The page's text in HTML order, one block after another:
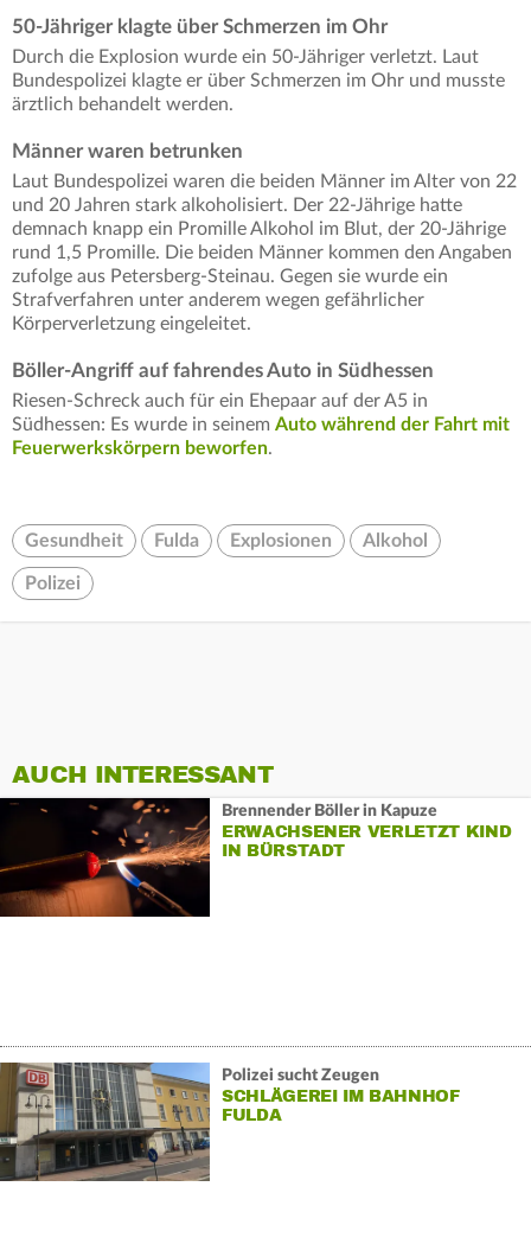
50-Jähriger klagte über Schmerzen im Ohr
Durch die Explosion wurde ein 50-Jähriger verletzt. Laut
Bundespolizei klagte er über Schmerzen im Ohr und musste
ärztlich behandelt werden.
Männer waren betrunken
Laut Bundespolizei waren die beiden Männer im Alter von 22
und 20 Jahren stark alkoholisiert. Der 22-Jährige hatte
demnach knapp ein Promille Alkohol im Blut, der 20-Jährige
rund 1,5 Promille. Die beiden Männer kommen den Angaben
zufolge aus Petersberg-Steinau. Gegen sie wurde ein
Strafverfahren unter anderem wegen gefährlicher
Körperverletzung eingeleitet.
Böller-Angriff auf fahrendes Auto in Südhessen
Riesen-Schreck auch für ein Ehepaar auf der A5 in
Südhessen: Es wurde in seinem Auto während der Fahrt mit
Feuerwerkskörpern beworfen.
Gesundheit Fulda Explosionen Alkohol
Polizei
AUCH INTERESSANT
Brennender Böller in Kapuze
ERWACHSENER VERLETZT KIND
IN BÜRSTADT
Polizei sucht Zeugen
SCHLÄGEREI IM BAHNHOF
FULDA